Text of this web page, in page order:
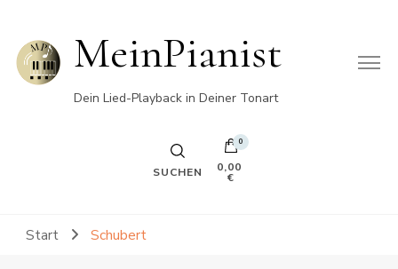
MeinPianist
Dein Lied-Playback in Deiner Tonart
SUCHEN
0
0,00
€
Start Schubert